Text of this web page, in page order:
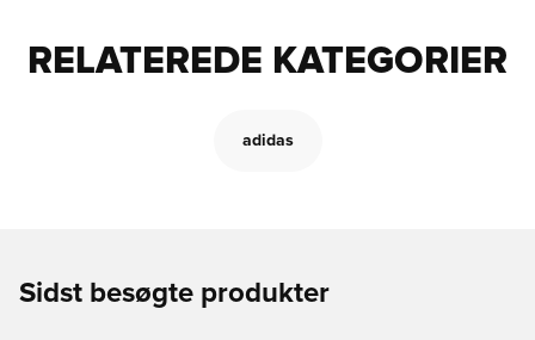
RELATEREDE KATEGORIER
adidas
Sidst besøgte produkter